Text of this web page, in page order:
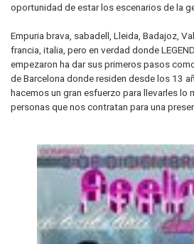
oportunidad de estar los escenarios de la
Empuria brava, sabadell, Lleida, Badajoz,
francia, italia, pero en verdad donde
empezaron ha dar sus primeros pasos
de Barcelona donde residen desde los 13
hacemos un gran esfuerzo para llevarles lo
personas que nos contratan para una